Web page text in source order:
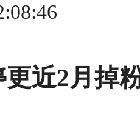
近2月掉